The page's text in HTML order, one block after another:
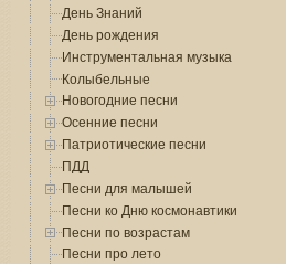
День Знаний
День рождения
Инструментальная музыка
Колыбельные
Новогодние песни
Осенние песни
Патриотические песни
ПДД
Песни для малышей
Песни ко Дню космонавтики
Песни по возрастам
Песни про лето